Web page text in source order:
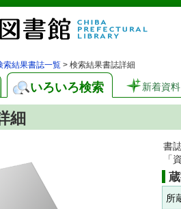
索結果書誌一覧 > 検索結果書誌詳細
いろいろ検索 新着資料
細
書
「
所